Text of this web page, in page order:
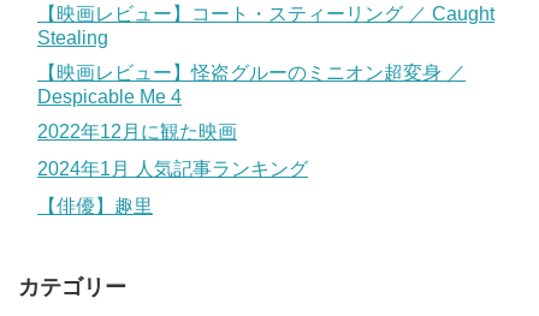
【映画レビュー】コート・スティーリング ／ Caught
Stealing
【映画レビュー】怪盗グルーのミニオン超変身 ／
Despicable Me 4
2022年12月に観た映画
2024年1月 人気記事ランキング
【俳優】趣里
カテゴリー